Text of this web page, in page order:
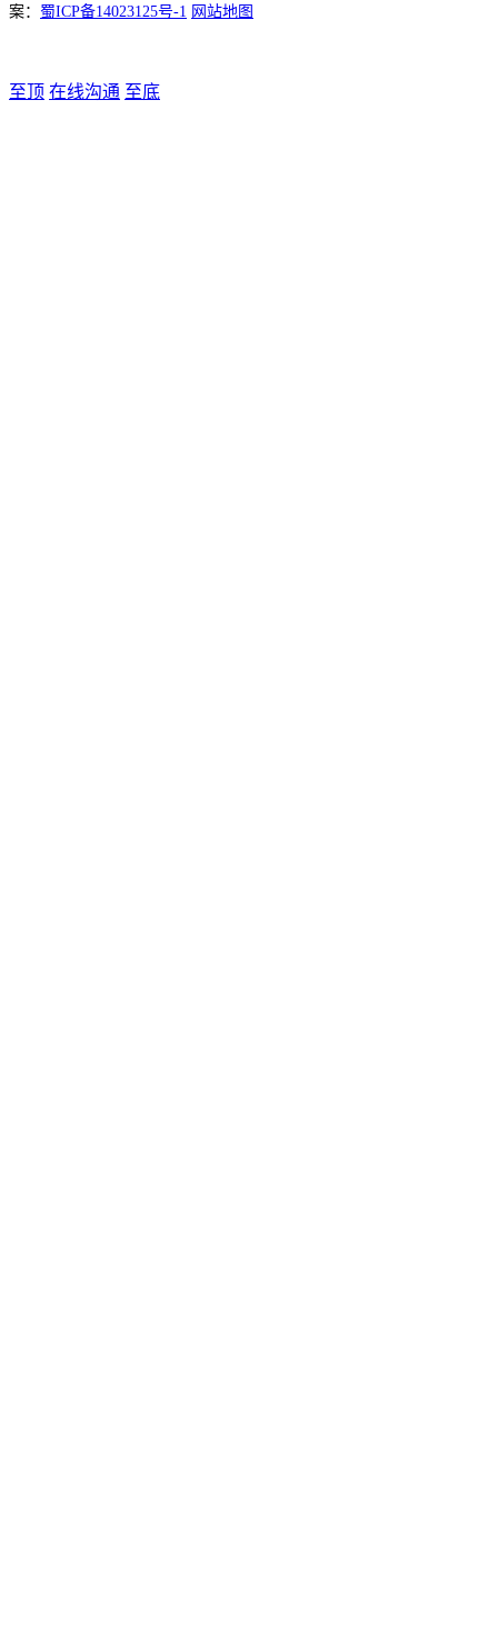
案： 蜀ICP备14023125号-1 网站地图
至顶 在线沟通 至底